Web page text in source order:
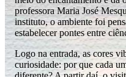
professora Maria José
instituto, o ambiente foi
estabelecer pontes entre
Logo na entrada, as cores
curiosidade: por que cada